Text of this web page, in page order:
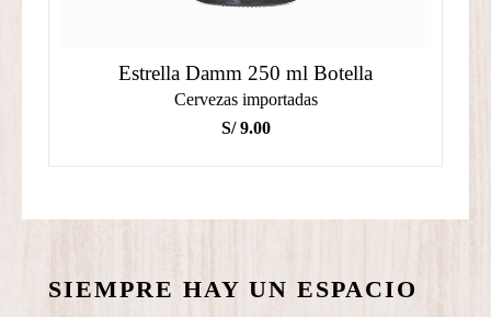
Estrella Damm 250 ml Botella
Cervezas importadas
S/9.00
SIEMPRE HAY UN ESPACIO